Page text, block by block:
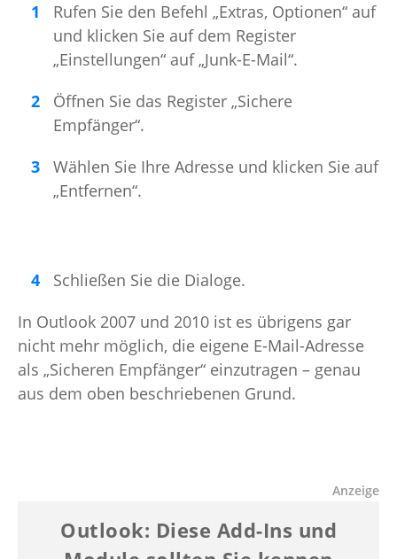
Rufen Sie den Befehl „Extras, Optionen“ auf
und klicken Sie auf dem Register
„Einstellungen“ auf „Junk-E-Mail“.
Öffnen Sie das Register „Sichere
Empfänger“.
Wählen Sie Ihre Adresse und klicken Sie auf
„Entfernen“.
Schließen Sie die Dialoge.
In Outlook 2007 und 2010 ist es übrigens gar
nicht mehr möglich, die eigene E-Mail-Adresse
als „Sicheren Empfänger“ einzutragen – genau
aus dem oben beschriebenen Grund.